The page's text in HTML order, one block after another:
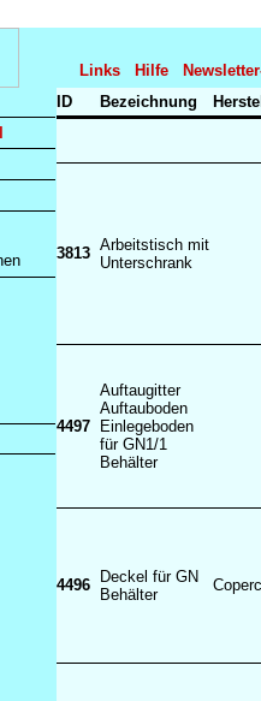
Links Hilfe
ID Bezeichnung
3813 Arbeitstisch mit
Unterschrank
4497
Auftaugitter
Auftauboden
Einlegeboden
für GN1/1
Behälter
4496
Deckel für GN
Behälter